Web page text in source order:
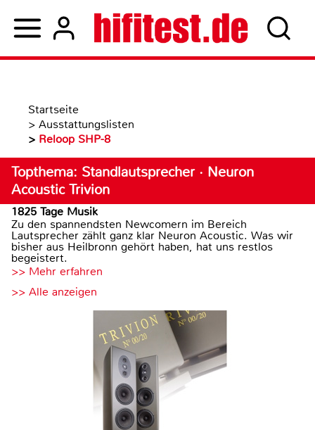
Startseite
> Ausstattungslisten
> Reloop SHP-8
Topthema: Standlautsprecher · Neuron
Acoustic Trivion
1825 Tage Musik
Zu den spannendsten Newcomern im Bereich
Lautsprecher zählt ganz klar Neuron Acoustic. Was wir
bisher aus Heilbronn gehört haben, hat uns restlos
begeistert.
>> Mehr erfahren
>> Alle anzeigen